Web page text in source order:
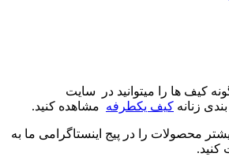
کیف ها را میتوانید در سایت
زنانه کیف یکطرفه مشاهده کنید.
محصولات را در پیج اینستاگرامی ما به
کنید.